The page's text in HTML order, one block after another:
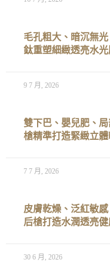
毛孔粗大、暗沉無
鈦重塑細緻透亮水光
9 7 月, 2026
雙下巴、嬰兒肥、
槍精準打造緊緻立
7 7 月, 2026
皮膚乾燥、泛紅敏
后槍打造水潤透亮
30 6 月, 2026